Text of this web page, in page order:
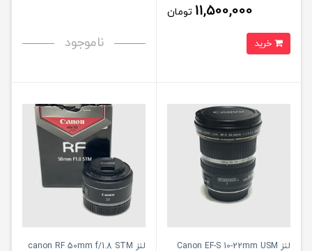
11,500,000 تومان
ناموجود
لنز Canon EF-S 10-22mm USM
لنز canon RF 50mm f/1.8 STM